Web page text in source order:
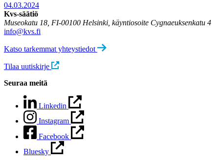
04.03.2024
Kvs-säätiö
Museokatu 18, FI-00100 Helsinki, käyntiosoite Cygnaeuksenkatu 4
info@kvs.fi
Katso tarkemmat yhteystiedot
Tilaa uutiskirje
Seuraa meitä
Linkedin
Instagram
Facebook
Bluesky